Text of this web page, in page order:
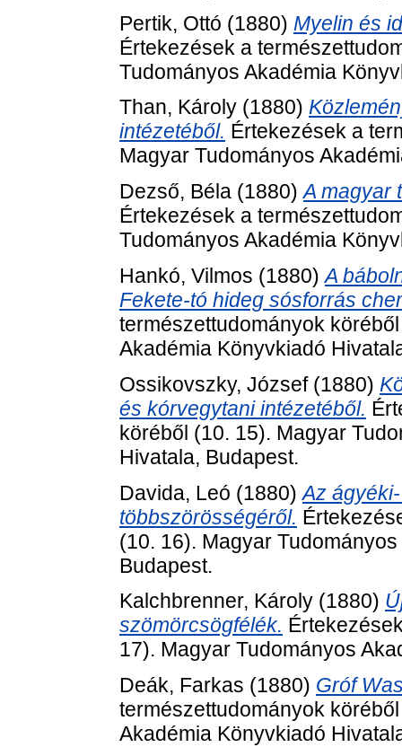
Pertik, Ottó (1880) Myelin és
Értekezések a
Tudományos Akadémia
Than, Károly (1880)
intézetéből. Értekezések a
Magyar Tudományos
Dezső, Béla (1880)A magyar
Értekezések a
Tudományos Akadémia
Hankó, Vilmos (1880)A
Fekete-tó hideg sósforrás
természettudományok
Akadémia Könyvkiadó
Ossikovszky, József(1880)
és kórvegytani intézetéből.
köréből (10. 15). Magyar
Hivatala, Budapest.
Davida, Leó (1880)Az
többszörösségéről.
(10. 16). Magyar
Budapest.
Kalchbrenner, Károly (1880)
szömörcsögfélék.
17). Magyar Tudományos
Deák, Farkas (1880) Gróf
természettudományok
Akadémia Könyvkiadó